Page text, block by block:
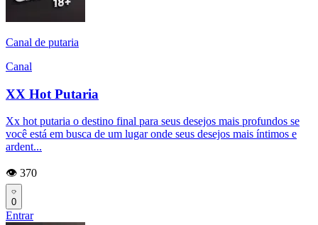
Canal de putaria
Canal
XX Hot Putaria
Xx hot putaria o destino final para seus desejos mais profundos se
você está em busca de um lugar onde seus desejos mais íntimos e
ardent...
👁️ 370
0
Entrar